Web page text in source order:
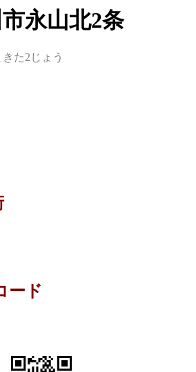
永山北2条
た2じょう
ード